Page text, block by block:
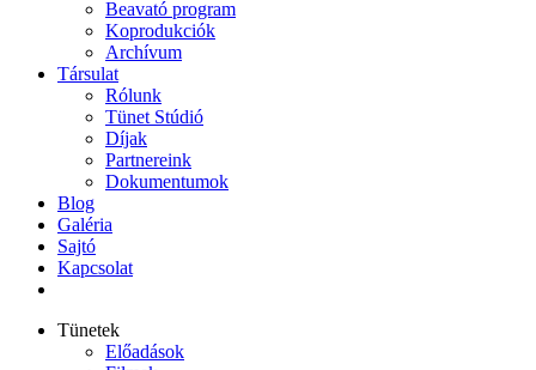
Beavató program
Koprodukciók
Archívum
Társulat
Rólunk
Tünet Stúdió
Díjak
Partnereink
Dokumentumok
Blog
Galéria
Sajtó
Kapcsolat
Tünetek
Előadások